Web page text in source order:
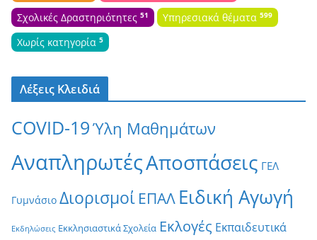
Σχολικές Δραστηριότητες 51 Υπηρεσιακά θέματα 599
Χωρίς κατηγορία 5
Λέξεις Κλειδιά
COVID-19Ύλη Μαθημάτων
ΑναπληρωτέςΑποσπάσεις ΓΕΛ
Γυμνάσιο Διορισμοί ΕΠΑΛ Ειδική Αγωγή
Εκδηλώσεις Εκκλησιαστικά Σχολεία Εκλογές Εκπαιδευτικά